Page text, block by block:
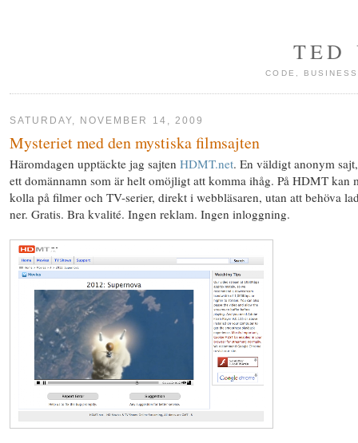
TED
CODE,
SATURDAY, NOVEMBER 14, 2009
Mysteriet med den mystiska filmsajten
Häromdagen upptäckte jag sajten HDMT.net. En väldigt anonym
ett domännamn som är helt omöjligt att komma ihåg. På HDMT kan
kolla på filmer och TV-serier, direkt i webbläsaren, utan att behöva
ner. Gratis. Bra kvalité. Ingen reklam. Ingen inloggning.